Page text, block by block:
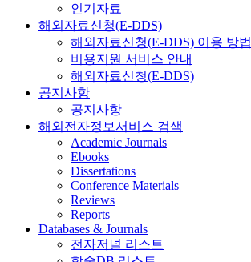
인기자료
해외자료신청(E-DDS)
해외자료신청(E-DDS) 이용 방법
비용지원 서비스 안내
해외자료신청(E-DDS)
공지사항
공지사항
해외전자정보서비스 검색
Academic Journals
Ebooks
Dissertations
Conference Materials
Reviews
Reports
Databases & Journals
전자저널 리스트